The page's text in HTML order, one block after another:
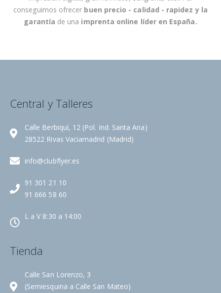
conseguimos ofrecer buen precio - calidad - rapidezy la
garantía de una imprenta online líder en España.
Central y Talleres
Calle Berbiquí, 12 (Pol. Ind. Santa Ana)
28522 Rivas Vaciamadrid (Madrid)
info@clubflyer.es
91 301 21 10
91 666 58 60
L a V 8:30 a 14:00
Tienda
Calle San Lorenzo, 3
(Semiesquina a Calle San Mateo)